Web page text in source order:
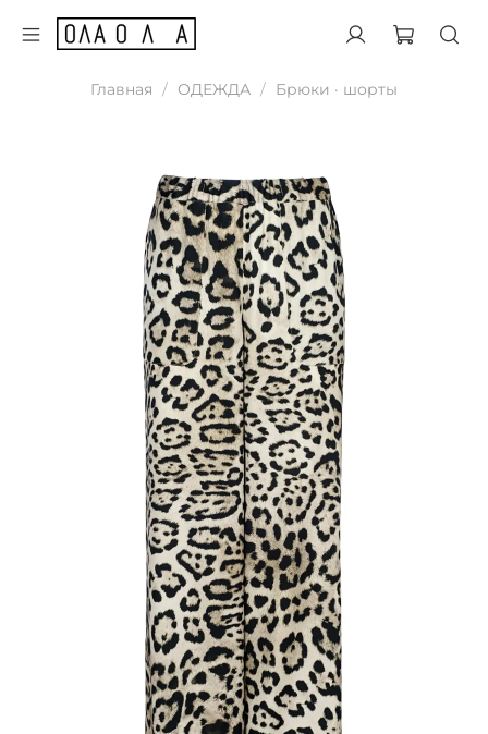
Главная ОДЕЖДА Брюки · шорты